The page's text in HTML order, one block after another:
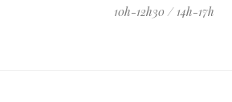
10h-12h30 / 14h-17h